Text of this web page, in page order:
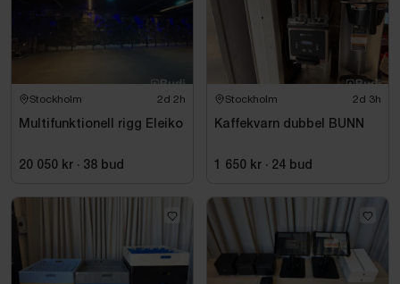
Stockholm 2d 2h
Multifunktionell rigg Eleiko
20 050 kr · 38 bud
Stockholm 2d 3h
Kaffekvarn dubbel BUNN
1 650 kr · 24 bud